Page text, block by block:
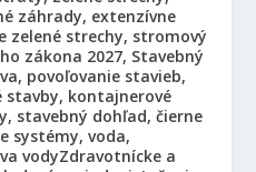
záhrady, extenzívne
zelené strechy, stromový
zákona 2027, Stavebný
povoľovanie stavieb,
stavby, kontajnerové
stavebný dohľad, čierne
systémy, voda,
vodyZdravotnícke a